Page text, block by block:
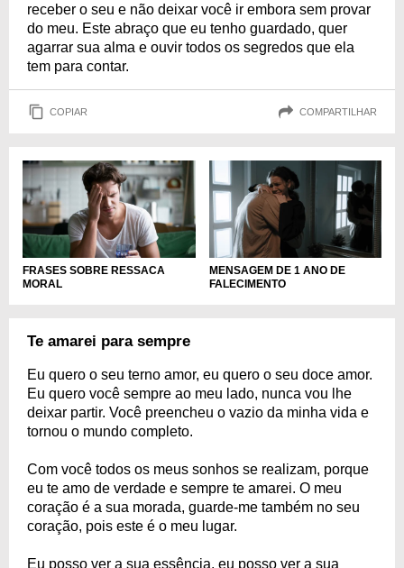
receber o seu e não deixar você ir embora sem provar
do meu. Este abraço que eu tenho guardado, quer
agarrar sua alma e ouvir todos os segredos que ela
tem para contar.
COPIAR COMPARTILHAR
FRASES SOBRE RESSACA
MORAL
MENSAGEM DE 1 ANO DE
FALECIMENTO
Te amarei para sempre
Eu quero o seu terno amor, eu quero o seu doce amor.
Eu quero você sempre ao meu lado, nunca vou lhe
deixar partir. Você preencheu o vazio da minha vida e
tornou o mundo completo.
Com você todos os meus sonhos se realizam, porque
eu te amo de verdade e sempre te amarei. O meu
coração é a sua morada, guarde-me também no seu
coração, pois este é o meu lugar.
Eu posso ver a sua essência, eu posso ver a sua